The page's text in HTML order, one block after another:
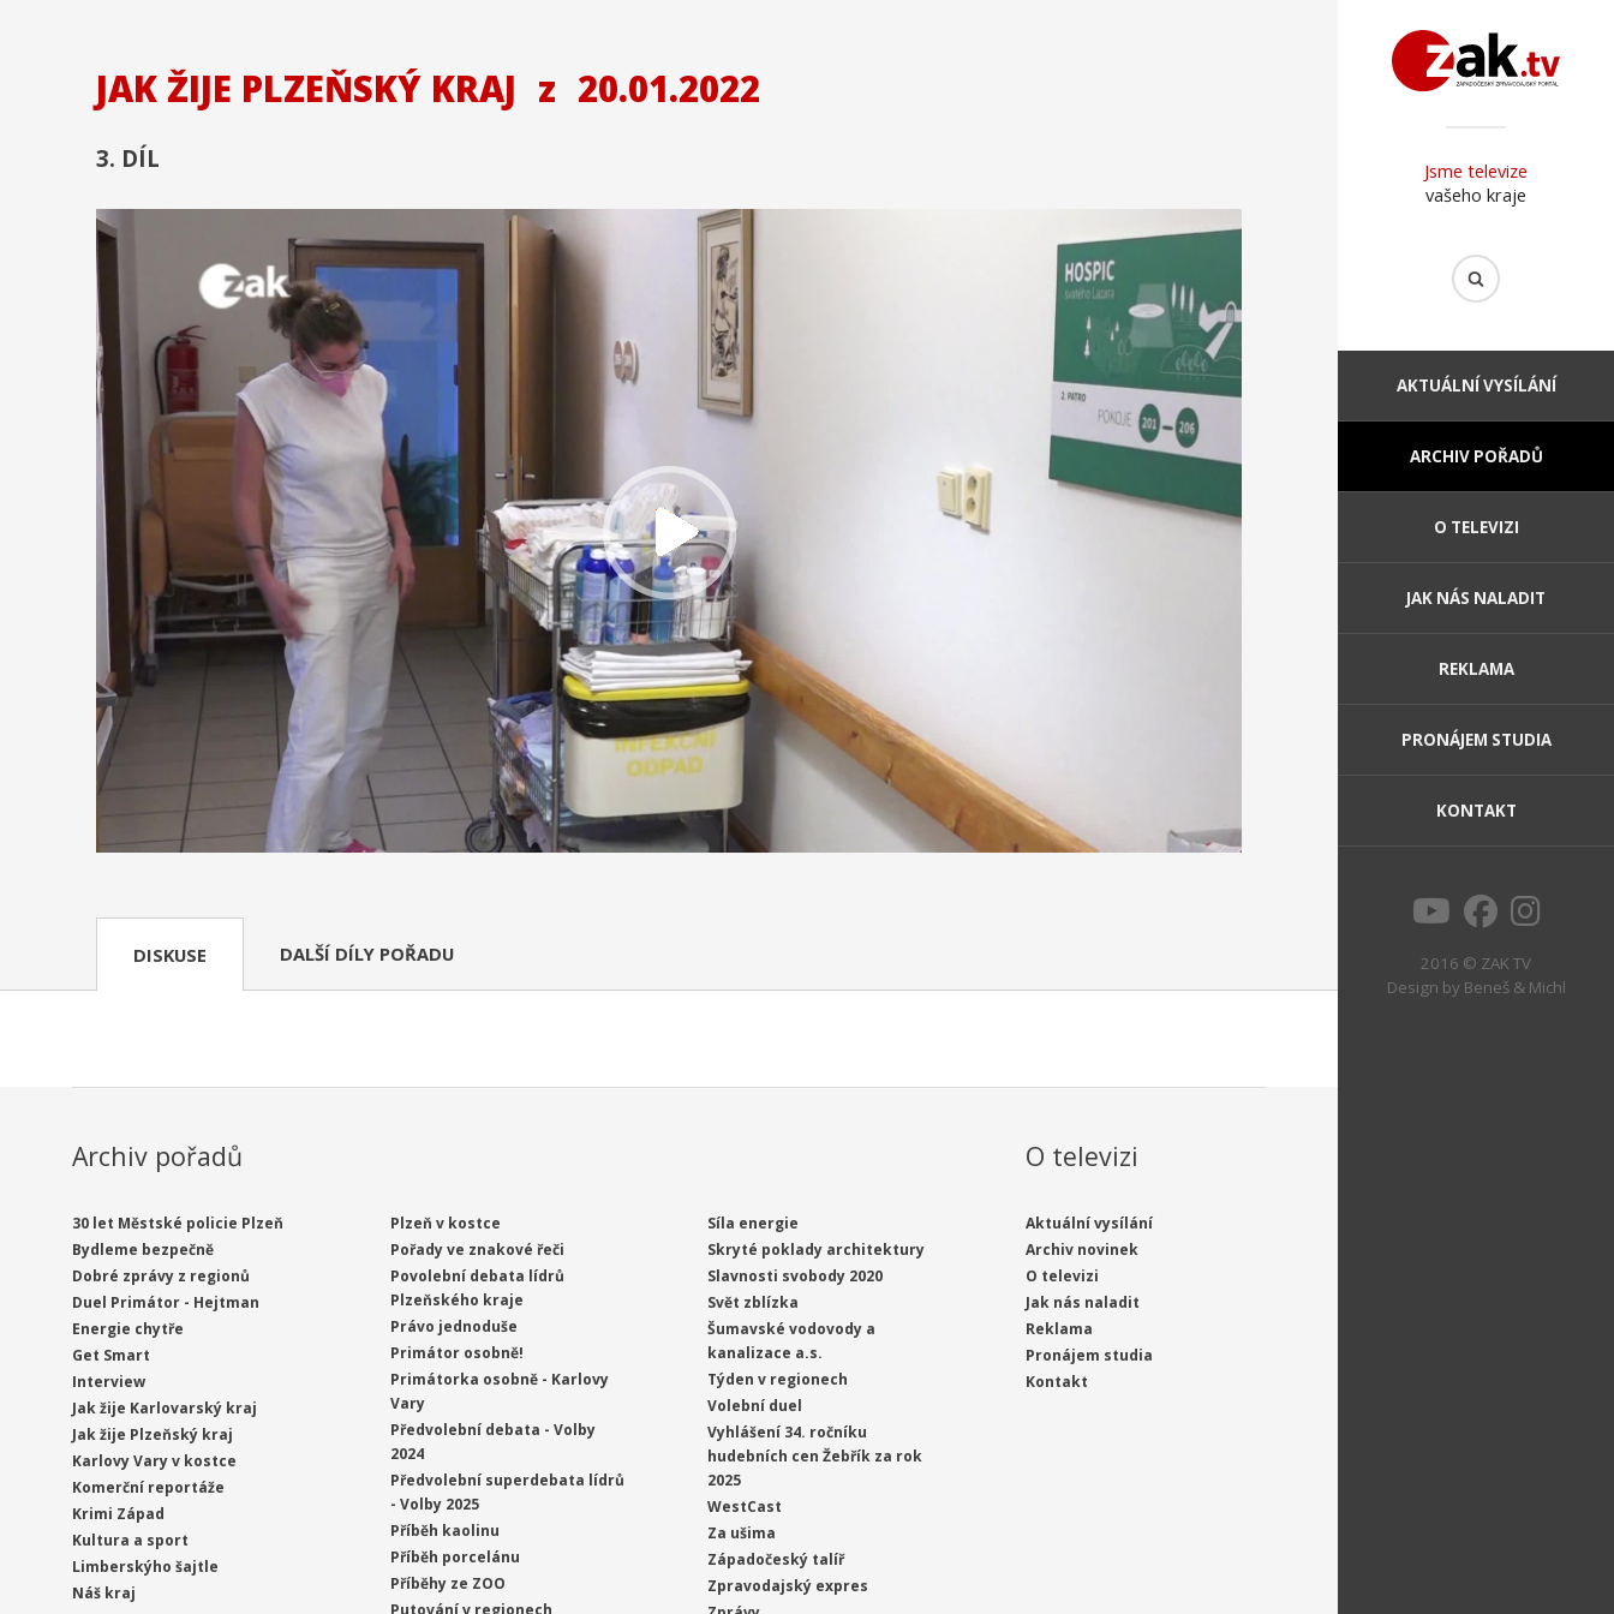
Jsme televize
vašeho kraje
AKTUÁLNÍ VYSÍLÁNÍ
ARCHIV POŘADŮ
O TELEVIZI
JAK NÁS NALADIT
REKLAMA
PRONÁJEM STUDIA
KONTAKT
2016 © ZAK TV
Design by Beneš & Michl
JAK ŽIJE PLZEŇSKÝ KRAJ z 20.01.2022
3. DÍL
DISKUSE DALŠÍ DÍLY POŘADU
Archiv pořadů
30 let Městské policie Plzeň
Bydleme bezpečně
Dobré zprávy z regionů
Duel Primátor - Hejtman
Energie chytře
Get Smart
Interview
Jak žije Karlovarský kraj
Jak žije Plzeňský kraj
Karlovy Vary v kostce
Komerční reportáže
Krimi Západ
Kultura a sport
Limberskýho šajtle
Náš kraj
Plzeň v kostce
Pořady ve znakové řeči
Povolební debata lídrů
Plzeňského kraje
Právo jednoduše
Primátor osobně!
Primátorka osobně - Karlovy
Vary
Předvolební debata - Volby
2024
Předvolební superdebata lídrů
- Volby 2025
Příběh kaolinu
Příběh porcelánu
Příběhy ze ZOO
Síla energie
Skryté poklady architektury
Slavnosti svobody 2020
Svět zblízka
Šumavské vodovody a
kanalizace a.s.
Týden v regionech
Volební duel
Vyhlášení 34. ročníku
hudebních cen Žebřík za rok
2025
WestCast
Za ušima
Západočeský talíř
Zpravodajský expres
O televizi
Aktuální vysílání
Archiv novinek
O televizi
Jak nás naladit
Reklama
Pronájem studia
Kontakt